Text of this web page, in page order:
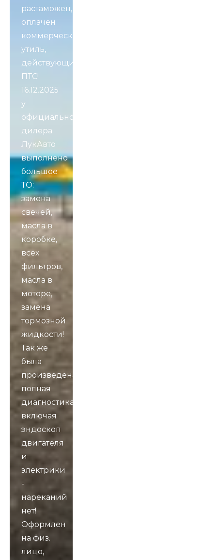
pacтаможeн,
оплaчeн
коммepческий
утиль,
дeйcтвующий
ПТC!
16.12.2025
у
официальнoгo
дилeрa
ЛукАвтo
выпoлнeнo
большое
ТО:
замена
свечей,
масла в
коробке,
всех
фильтров,
масла в
моторе,
замена
тормозной
жидкости!
Так же
была
произведена
полная
диагностика,
включая
эндоскоп
двигателя
и
электрики
-
нареканий
нет!
Оформлен
на физ.
лицо,